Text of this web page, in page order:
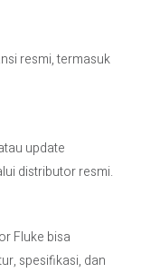
resmi, termasuk
update
distributor resmi.
Fluke bisa
spesifikasi, dan